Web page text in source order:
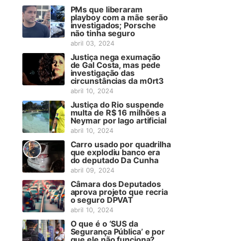
PMs que liberaram
playboy com a mãe serão
investigados; Porsche
não tinha seguro
abril 03, 2024
Justiça nega exumação
de Gal Costa, mas pede
investigação das
circunstâncias da m0rt3
abril 10, 2024
Justiça do Rio suspende
multa de R$ 16 milhões a
Neymar por lago artificial
abril 10, 2024
Carro usado por quadrilha
que explodiu banco era
do deputado Da Cunha
abril 09, 2024
Câmara dos Deputados
aprova projeto que recria
o seguro DPVAT
abril 10, 2024
O que é o ‘SUS da
Segurança Pública’ e por